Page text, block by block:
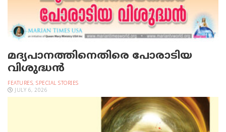
മദ്യപാനത്തിനെതിരെ പോരാടിയ
വിശുദ്ധന്‍
FEATURES, SPECIAL STORIES
JULY 6, 2026